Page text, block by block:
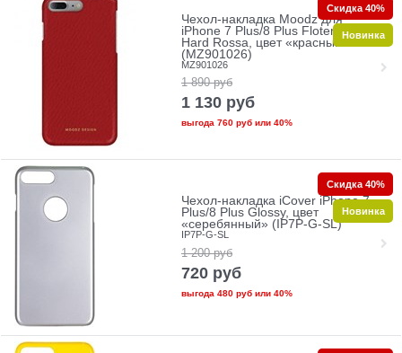
Чехол-накладка Moodz для
iPhone 7 Plus/8 Plus Floter leather
Hard Rossa, цвет «красный»
(MZ901026)
MZ901026
1 890 руб
1 130 руб
выгода 760 рубили 40%
Скидка 40%
Новинка
Чехол-накладка iCover iPhone 7
Plus/8 Plus Glossy, цвет
«серебянный» (IP7P-G-SL)
IP7P-G-SL
1 200 руб
720 руб
выгода 480 рубили 40%
Скидка 40%
Новинка